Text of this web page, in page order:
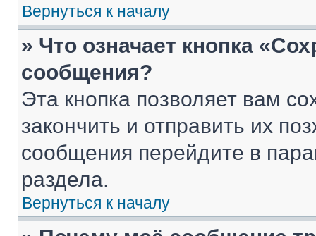
Вернуться к началу
» Что означает кнопка
сообщения?
Эта кнопка позволяет вам
закончить и отправить их
сообщения перейдите в
раздела.
Вернуться к началу